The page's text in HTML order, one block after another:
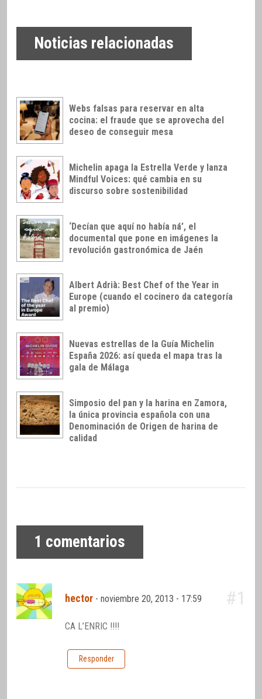
Noticias relacionadas
Webs falsas para reservar en alta
cocina: el fraude que se aprovecha del
deseo de conseguir mesa
Michelin apaga la Estrella Verde y lanza
Mindful Voices: qué cambia en su
discurso sobre sostenibilidad
‘Decían que aquí no había ná’, el
documental que pone en imágenes la
revolución gastronómica de Jaén
Albert Adrià: Best Chef of the Year in
Europe (cuando el cocinero da categoría
al premio)
Nuevas estrellas de la Guía Michelin
España 2026: así queda el mapa tras la
gala de Málaga
Simposio del pan y la harina en Zamora,
la única provincia española con una
Denominación de Origen de harina de
calidad
1 comentarios
hector -noviembre 20, 2013 - 17:59 #1
CA L’ENRIC !!!!
Responder